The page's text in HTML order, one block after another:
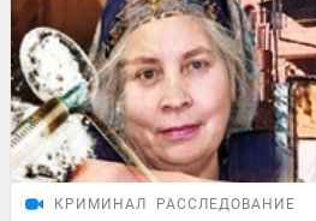
КРИМИНАЛ РАССЛЕДОВАНИЕ